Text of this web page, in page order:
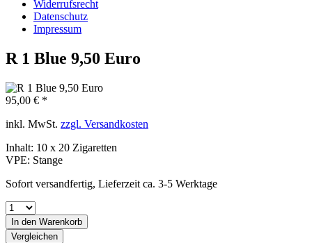
Widerrufsrecht
Datenschutz
Impressum
R 1 Blue 9,50 Euro
95,00 € *
inkl. MwSt. zzgl. Versandkosten
Inhalt: 10 x 20 Zigaretten
VPE: Stange
Sofort versandfertig, Lieferzeit ca. 3-5 Werktage
In den Warenkorb
Vergleichen